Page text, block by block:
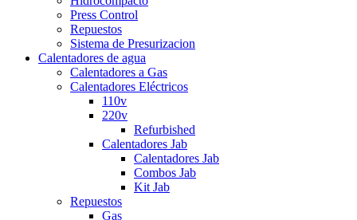
Press Control
Repuestos
Sistema de Presurizacion
Calentadores de agua
Calentadores a Gas
Calentadores Eléctricos
110v
220v
Refurbished
Calentadores Jab
Calentadores Jab
Combos Jab
Kit Jab
Repuestos
Gas